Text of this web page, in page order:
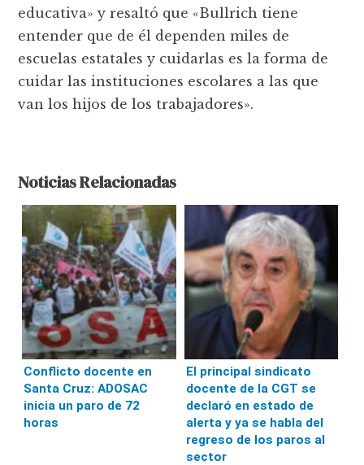
educativa» y resaltó que «Bullrich tiene
entender que de él dependen miles de
escuelas estatales y cuidarlas es la forma de
cuidar las instituciones escolares a las que
van los hijos de los trabajadores».
Noticias Relacionadas
Conflicto docente en
Santa Cruz: ADOSAC
inicia un paro de 72
horas
El principal sindicato
docente de la CGT se
declaró en estado de
alerta y ya se habla del
regreso de los paros al
sector